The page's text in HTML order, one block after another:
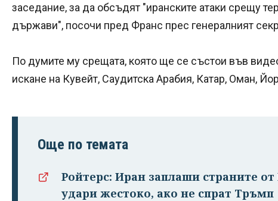
заседание, за да обсъдят "иранските атаки срещу
държави", посочи пред Франс прес генералният
По думите му срещата, която ще се състои във
искане на Кувейт, Саудитска Арабия, Катар, Оман,
Още по темата
Ройтерс: Иран заплаши страните
удари жестоко, ако не спрат Тръмп